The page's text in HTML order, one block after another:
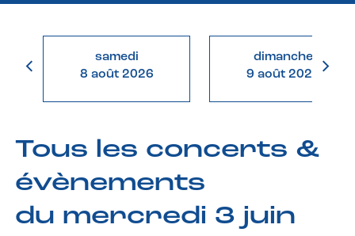
samedi
8 août 2026
dimanche
9 août 2026
Tous les concerts &
évènements
du mercredi 3 juin